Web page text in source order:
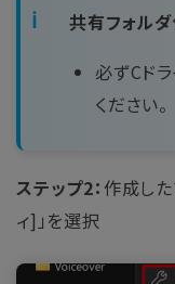
共有フォル
必ずCド
ください。
ステップ2： 作成した
ィ]」を選択